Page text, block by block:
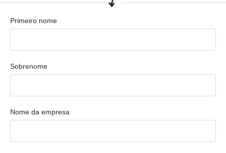
Primeiro nome
Sobrenome
Nome da empresa